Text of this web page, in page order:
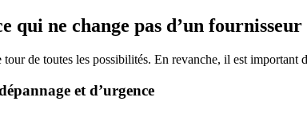
qui ne change pas d’un fournisseur
de toutes les possibilités. En revanche, il est
et d’urgence